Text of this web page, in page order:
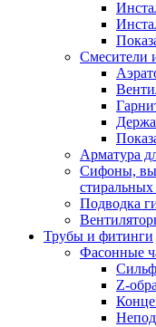
Смесители
Арматура
Сифоны,
Подводка
Трубы и фитинги
Фасонные
Z-